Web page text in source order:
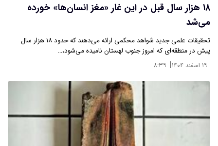
۱۸ هزار سال قبل در این غار «مغز انسان‌ها» خورده
می‌شد
تحقیقات علمی جدید شواهد محکمی ارائه می‌دهند که حدود ۱۸ هزار سال
پیش در منطقه‌ای که امروز جنوب لهستان نامیده می‌شود،…
۱۹ اسفند ۱۴۰۴ | ۸:۳۹